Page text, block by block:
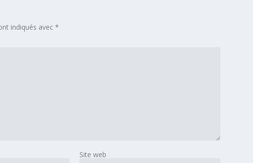
indiqués avec *
Site web